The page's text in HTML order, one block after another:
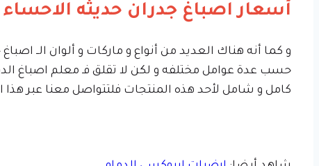
أسعار اصباغ جدران حديثه الاحساء
و كما أنه هناك العديد من أنواع و ماركات و ألوان الــ
حسب عدة عوامل مختلفه و لكن لا تقلق فـ معلم اصباغ
كامل و شامل لأحد هذه المنتجات فلتتواصل معنا عبر هذا